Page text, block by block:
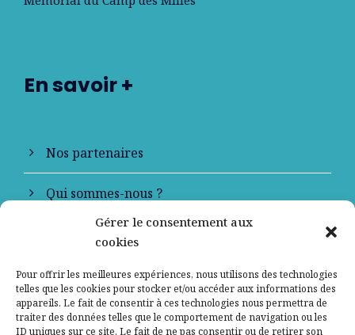
Gérer le consentement aux
cookies
Pour offrir les meilleures expériences, nous utilisons des technologies
telles que les cookies pour stocker et/ou accéder aux informations des
appareils. Le fait de consentir à ces technologies nous permettra de
traiter des données telles que le comportement de navigation ou les
ID uniques sur ce site. Le fait de ne pas consentir ou de retirer son
En savoir +
Nos partenaires
Qui sommes-nous ?
Contactez-nous
Mentions légales
Politique de confidentialité